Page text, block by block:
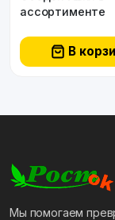
ассортименте
В
Мы помогаем